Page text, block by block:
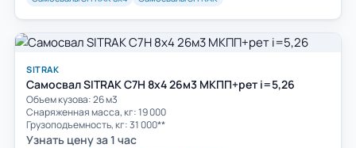
SITRAK
Самосвал SITRAK C7H 8x4 26м3 МКПП+рет i=5,26
Объем кузова: 26 м3
Снаряженная масса, кг: 19 000
Грузоподъемность, кг: 31 000**
Узнать цену за 1 час